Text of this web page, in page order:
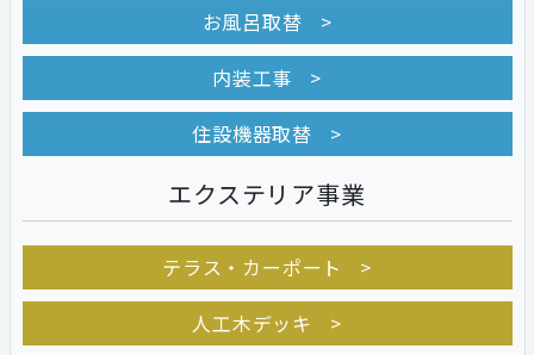
お風呂取替
内装工事
住設機器取替
エクステリア事業
テラス・カーポート
人工木デッキ